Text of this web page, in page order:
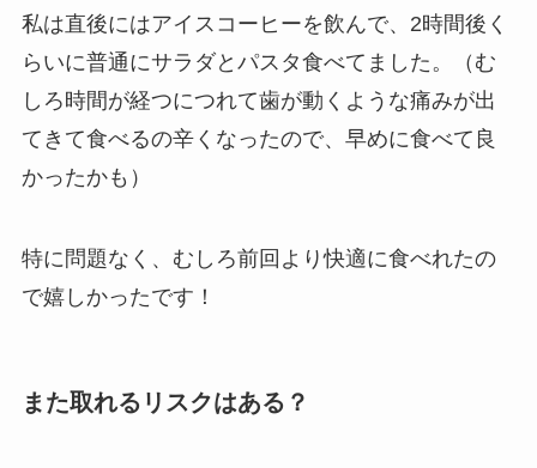
私は直後にはアイスコーヒーを飲んで、2時間後く
らいに普通にサラダとパスタ食べてました。（む
しろ時間が経つにつれて歯が動くような痛みが出
てきて食べるの辛くなったので、早めに食べて良
かったかも）
特に問題なく、むしろ前回より快適に食べれたの
で嬉しかったです！
また取れるリスクはある？